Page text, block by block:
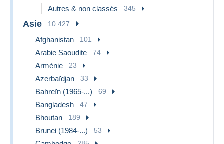
Autres & non classés 345
Asie 10 427
Afghanistan 101
Arabie Saoudite 74
Arménie 23
Azerbaïdjan 33
Bahreïn (1965-...) 69
Bangladesh 47
Bhoutan 189
Brunei (1984-...) 53